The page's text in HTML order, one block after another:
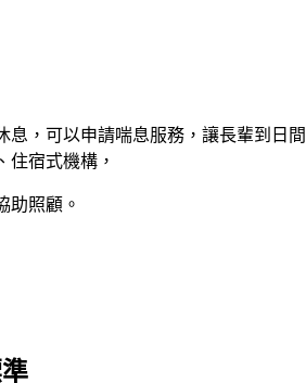
息，可以申請喘息服務，讓長輩到日間
住宿式機構，
助照顧。